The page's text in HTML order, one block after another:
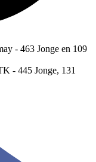
- 463 Jonge en 109
- 445 Jonge, 131